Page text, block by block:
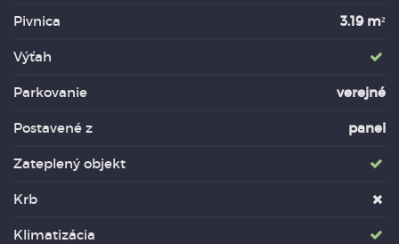
Pivnica 3.19 m²
Výťah
Parkovanie verejné
Postavené z panel
Zateplený objekt
Krb
Klimatizácia